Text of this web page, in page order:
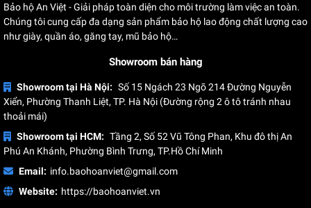
Bảo hộ An Việt - Giải pháp toàn diện cho môi trường làm việc an toàn.
Chúng tôi cung cấp đa dạng sản phẩm bảo hộ lao động chất lượng cao
như giày, quần áo, găng tay, mũ bảo hộ…
Showroom bán hàng
Showroom tại Hà Nội: Số 15 Ngách 23 Ngõ 214 Đường Nguyễn
Xiển, Phường Thanh Liệt, TP. Hà Nội (Đường rộng 2 ô tô tránh nhau
thoải mái)
Showroom tại HCM: Tầng 2, Số 52 Vũ Tông Phan, Khu đô thị An
Phú An Khánh, Phường Bình Trưng, TP.Hồ Chí Minh
Email: info.baohoanviet@gmail.com
Website: https://baohoanviet.vn